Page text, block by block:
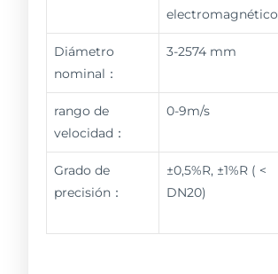
electromagnético
Diámetro
nominal：
3-2574 mm
rango de
velocidad：
0-9m/s
Grado de
precisión：
±0,5%R, ±1%R ( <
DN20)